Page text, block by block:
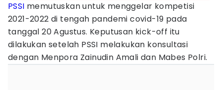
PSSI memutuskan untuk menggelar kompetisi
2021-2022 di tengah pandemi covid-19 pada
tanggal 20 Agustus. Keputusan kick-off itu
dilakukan setelah PSSI melakukan konsultasi
dengan Menpora Zainudin Amali dan Mabes Polri.